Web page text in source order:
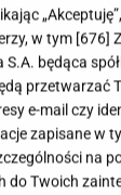
w tym [676]
S.A. będąca
przetwarzać
e-mail czy
zapisane w
na
do Twoich